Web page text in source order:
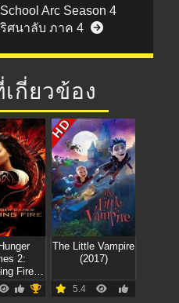
Arc Season 4
ศนาลับ ภาค 4
กี่ยวข้อง
2:
Fire
กมล่าเกม
ชิ่งไฟเอ
HD
The Little Vampire
(2017)
5.4